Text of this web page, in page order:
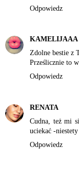
Odpowiedz
KAMELIJAAA
Zdolne bestie z
Prześlicznie to
Odpowiedz
RENATA
Cudna, też mi
uciekać -
Odpowiedz